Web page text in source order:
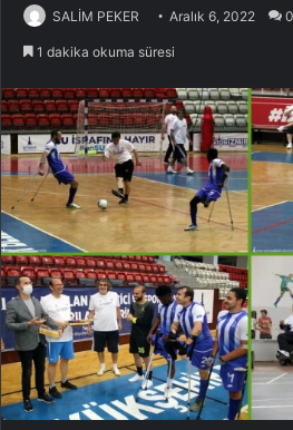
SALİM PEKER Aralık 6, 2022 0
1 dakika okuma süresi